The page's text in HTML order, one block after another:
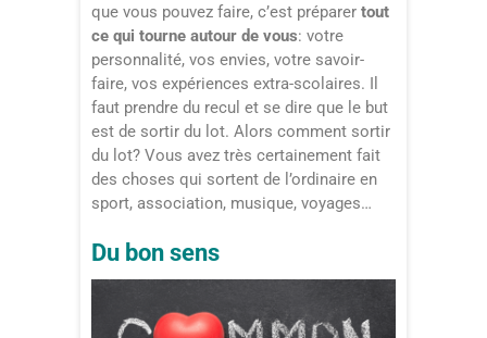
que vous pouvez faire, c’est préparer tout
ce qui tourne autour de vous: votre
personnalité, vos envies, votre savoir-
faire, vos expériences extra-scolaires. Il
faut prendre du recul et se dire que le but
est de sortir du lot. Alors comment sortir
du lot? Vous avez très certainement fait
des choses qui sortent de l’ordinaire en
sport, association, musique, voyages…
Du bon sens